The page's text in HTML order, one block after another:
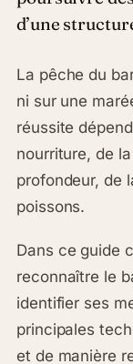
d’une
La pêche du
ni sur une
réussite
nourriture, de
profondeur, de
poissons.
Dans ce guide
reconnaître le
identifier ses
principales
et de manière